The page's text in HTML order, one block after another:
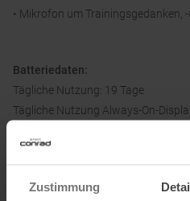
Zustimmung
• Mikrofon um Trainingsgedanken,
Batteriedaten:
Tägliche Nutzung: 19 Tage
Tägliche Nutzung Always-On-
Modus Hoch alle Systeme (GPS,
41 Stunden
Always-On-Display: 30 Stunden